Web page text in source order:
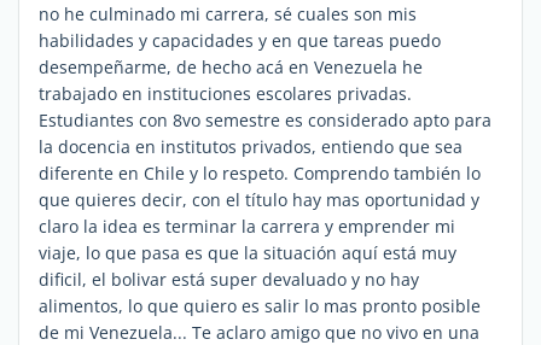
no he culminado mi carrera, sé cuales son mis
habilidades y capacidades y en que tareas puedo
desempeñarme, de hecho acá en Venezuela he
trabajado en instituciones escolares privadas.
Estudiantes con 8vo semestre es considerado apto para
la docencia en institutos privados, entiendo que sea
diferente en Chile y lo respeto. Comprendo también lo
que quieres decir, con el título hay mas oportunidad y
claro la idea es terminar la carrera y emprender mi
viaje, lo que pasa es que la situación aquí está muy
dificil, el bolivar está super devaluado y no hay
alimentos, lo que quiero es salir lo mas pronto posible
de mi Venezuela... Te aclaro amigo que no vivo en una